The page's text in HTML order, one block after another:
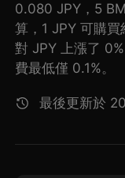
0.080 JPY，5
算，1 JPY 可購
對 JPY 上漲了
費最低僅 0.1%。
最後更新於